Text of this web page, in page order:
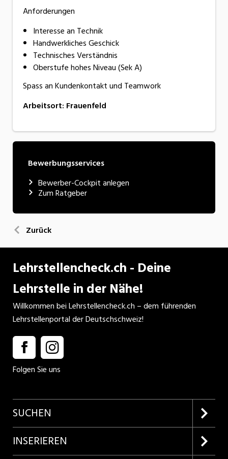
Anforderungen
Interesse an Technik
Handwerkliches Geschick
Technisches Verständnis
Oberstufe hohes Niveau (Sek A)
Spass an Kundenkontakt und Teamwork
Arbeitsort: Frauenfeld
Bewerbungsservices
Bewerber-Cockpit anlegen
Zum Ratgeber
Zurück
Lehrstellencheck.ch - Deine
Lehrstelle in der Nähe!
Willkommen bei Lehrstellencheck.ch – dem führenden
Lehrstellenportal der Deutschschweiz!
Folgen Sie uns
SUCHEN
Firmenprofile entdecken
INSERIEREN